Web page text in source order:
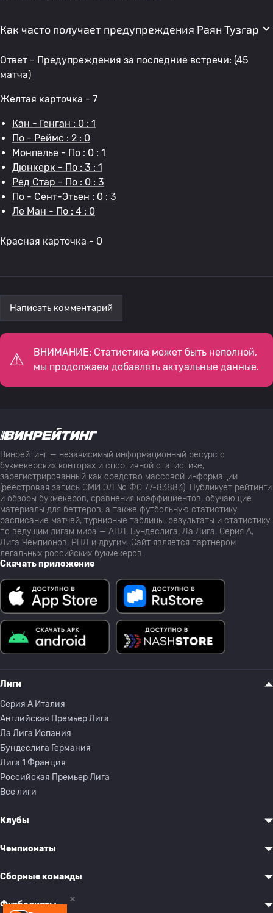
Как часто получает предупреждения Раян Тузгар
Ответ - Предупреждения за последние встречи: (45
матча)
Желтая карточка - 7
Кан - Генган : 0 : 1
По - Реймс : 2 : 0
Монпелье - По : 0 : 1
Дюнкерк - По : 3 : 1
Ред Стар - По : 0 : 3
По - Сент-Этьен : 0 : 3
Ле Ман - По : 4 : 0
Красная карточка - 0
Написать комментарий
ВНИМАНИЕ: Статистика может быть неполной,
мы продолжаем добавлять актуальные данные.
Винрейтинг — независимый информационный ресурс о
букмекерских конторах и спортивной статистике,
зарегистрированный как средство массовой информации
(реестровая запись СМИ ЭЛ № ФС 77-83883). Публикует рейтинги
и обзоры букмекеров, сравнения коэффициентов, обучающие
материалы для беттеров, а также футбольную статистику:
расписание матчей, турнирные таблицы, результаты и статистику
по ведущим лигам мира — АПЛ, Бундеслига, Ла Лига, Серия А,
Лига Чемпионов, РПЛ и другим. Сайт является партнёром
легальных российских букмекеров.
Скачать приложение
Лиги
Серия A Италия
Английская Премьер Лига
Ла Лига Испания
Бундеслига Германия
Лига 1 Франция
Российская Премьер Лига
Все лиги
Клубы
Чемпионаты
Сборные команды
Футболисты